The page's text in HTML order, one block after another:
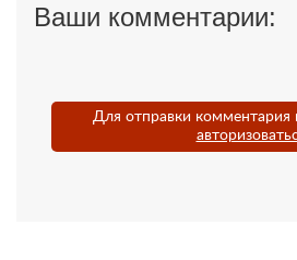
Ваши комментарии:
Для отправки